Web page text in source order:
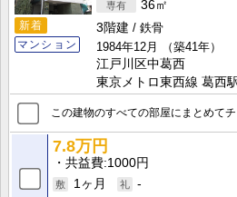
新着
マンション
36㎡
3階建
鉄骨
1984年12月
（築41年）
江戸川区中葛西
東京メトロ東西線 葛西
この建物のすべての部屋にまとめて
7.8万円
共益費 1000円
1ヶ月
-